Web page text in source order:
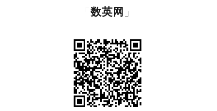
「数英网 」